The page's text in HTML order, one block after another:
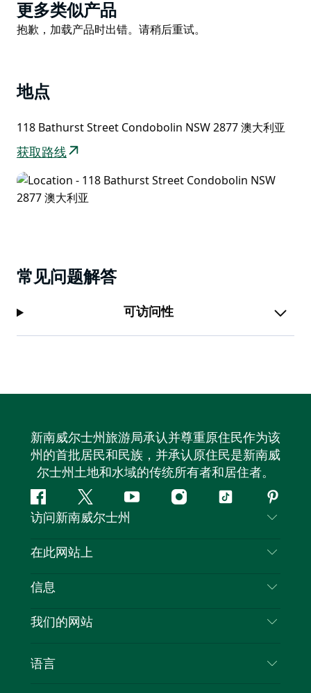
Product
List
更多类似产品
Product
抱歉，加载产品时出错。请稍后重试。
地点
118 Bathurst Street Condobolin NSW 2877 澳大利亚
获取路线
常见问题解答
可访问性
新南威尔士州旅游局承认并尊重原住民作为该
州的首批居民和民族，并承认原住民是新南威
尔士州土地和水域的传统所有者和居住者。
Facebook叽
叽
喳
YouTubeInstagram
抖
访问新南威尔士州
联系我们
隐私
Cookie 通知
在此网站上
目的地
新南威尔士州公路旅行
活动
信息
旅行信息
新南威尔士州的商业
我们的网站
语言